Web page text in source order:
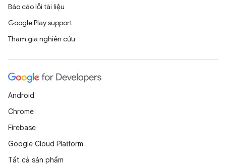
Báo cáo lỗi tài liệu
Google Play support
Tham gia nghiên cứu
Android
Chrome
Firebase
Google Cloud Platform
Tất cả sản phẩm